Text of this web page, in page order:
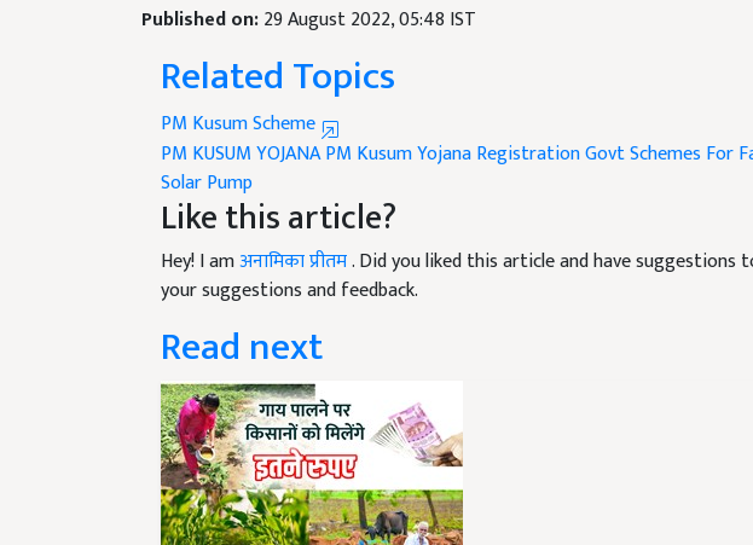
Related Topics
PM Kusum Scheme
PM KUSUM YOJANA PM Kusum Yojana Registration
Solar Pump
Like this article?
Hey! I amअनामिका प्रीतम. Did you liked this article and have suggestions
your suggestions and feedback.
Read next